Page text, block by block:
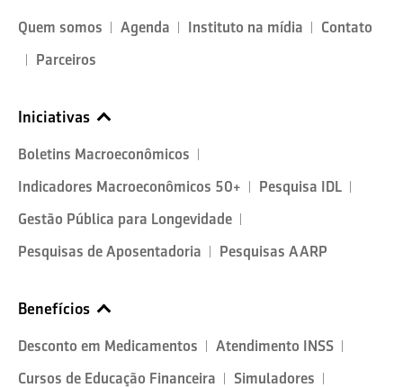
Quem somos Agenda Instituto na mídia
Contato
Parceiros
Iniciativas
Boletins Macroeconômicos
Indicadores Macroeconômicos 50+
Pesquisa IDL
Gestão Pública para Longevidade
Pesquisas de Aposentadoria
Pesquisas AARP
Benefícios
Desconto em Medicamentos
Atendimento INSS
Cursos de Educação Financeira
Simuladores